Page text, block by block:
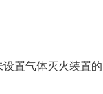
置气体灭火装置的